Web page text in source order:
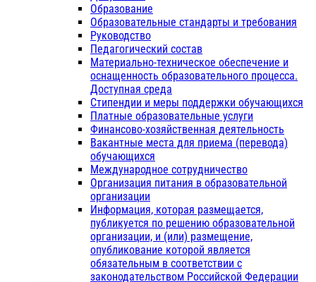
Образование
Образовательные стандарты и требования
Руководство
Педагогический состав
Материально-техническое обеспечение и
оснащенность образовательного процесса.
Доступная среда
Стипендии и меры поддержки обучающихся
Платные образовательные услуги
Финансово-хозяйственная деятельность
Вакантные места для приема (перевода)
обучающихся
Международное сотрудничество
Организация питания в образовательной
организации
Информация, которая размещается,
публикуется по решению образовательной
организации, и (или) размещение,
опубликование которой является
обязательным в соответствии с
законодательством Российской Федерации